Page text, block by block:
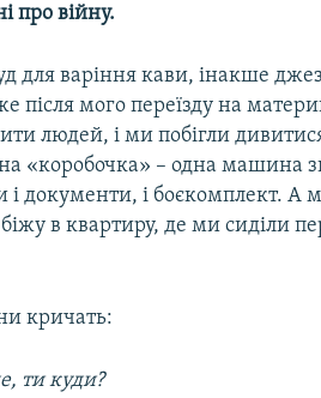
про війну.
для варіння кави, інакше
після мого переїзду на
людей, і ми побігли
«коробочка» – одна машина
документи, і боєкомплект. А
в квартиру, де ми сиділи
кричать:
ти куди?